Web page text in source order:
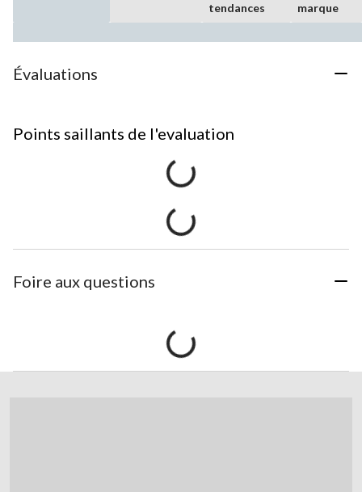
tendances
marque
Évaluations
Points saillants de l'evaluation
Foire aux questions